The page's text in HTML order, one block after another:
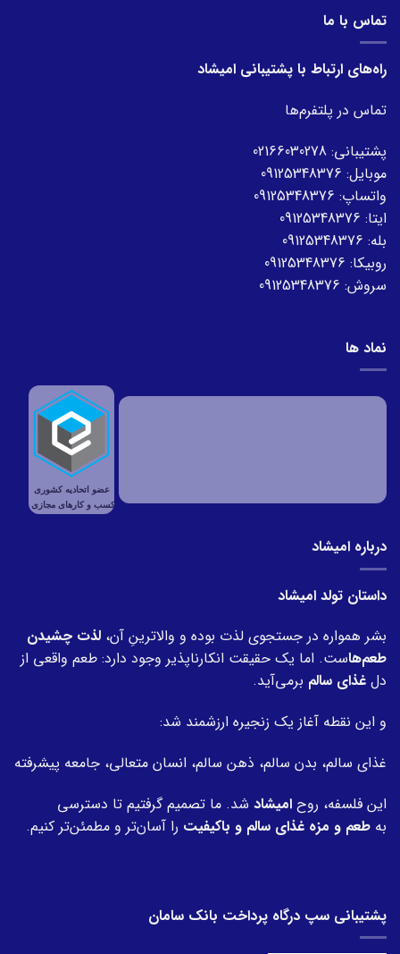
تماس با ما
راه‌های ارتباط با پشتیبانی امیشاد
تماس در پلتفرم‌ها
پشتیبانی: 02166030278
موبایل: 09125348376
واتساپ: 09125348376
ایتا: 09125348376
بله: 09125348376
روبیکا: 09125348376
سروش: 09125348376
نماد ها
درباره امیشاد
داستان تولد امیشاد
بشر همواره در جستجوی لذت بوده و والاترینِ آن، لذت چشیدن
طعم‌هاست. اما یک حقیقت انکارناپذیر وجود دارد: طعم واقعی از
دل غذای سالم برمی‌آید.
و این نقطه آغاز یک زنجیره ارزشمند شد:
غذای سالم، بدن سالم، ذهن سالم، انسان متعالی، جامعه پیشرفته
این فلسفه، روح امیشاد شد. ما تصمیم گرفتیم تا دسترسی
به طعم و مزه غذای سالم و باکیفیت را آسان‌تر و مطمئن‌تر کنیم.
پشتیبانی سپ درگاه پرداخت بانک سامان